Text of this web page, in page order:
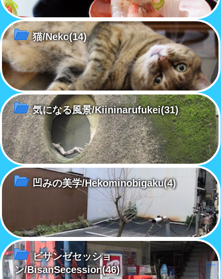
猫/Neko(14)
気になる風景/Kiininarufukei(31)
凹みの美学/Hekominobigaku(4)
ビサンゼセッショ
ン/BisanSecession(46)